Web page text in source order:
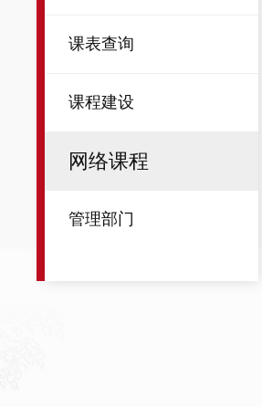
课表查询
课程建设
网络课程
管理部门